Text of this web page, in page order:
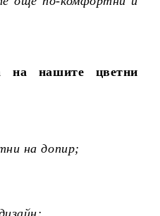
на нашите цветни
на допир;